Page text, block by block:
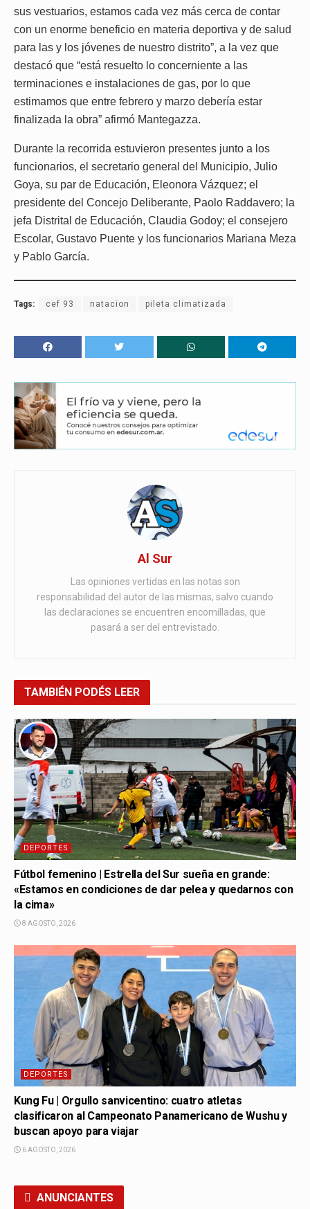
sus vestuarios, estamos cada vez más cerca de contar
con un enorme beneficio en materia deportiva y de salud
para las y los jóvenes de nuestro distrito”, a la vez que
destacó que “está resuelto lo concerniente a las
terminaciones e instalaciones de gas, por lo que
estimamos que entre febrero y marzo debería estar
finalizada la obra” afirmó Mantegazza.
Durante la recorrida estuvieron presentes junto a los
funcionarios, el secretario general del Municipio, Julio
Goya, su par de Educación, Eleonora Vázquez; el
presidente del Concejo Deliberante, Paolo Raddavero; la
jefa Distrital de Educación, Claudia Godoy; el consejero
Escolar, Gustavo Puente y los funcionarios Mariana Meza
y Pablo García.
Tags: cef 93 natacion pileta climatizada
Al Sur
Las opiniones vertidas en las notas son
responsabilidad del autor de las mismas, salvo cuando
las declaraciones se encuentren encomilladas, que
pasará a ser del entrevistado.
TAMBIÉN PODÉS LEER
DEPORTES
Fútbol femenino | Estrella del Sur sueña en grande:
«Estamos en condiciones de dar pelea y quedarnos con
la cima»
8 AGOSTO, 2026
DEPORTES
Kung Fu | Orgullo sanvicentino: cuatro atletas
clasificaron al Campeonato Panamericano de Wushu y
buscan apoyo para viajar
6 AGOSTO, 2026
ANUNCIANTES